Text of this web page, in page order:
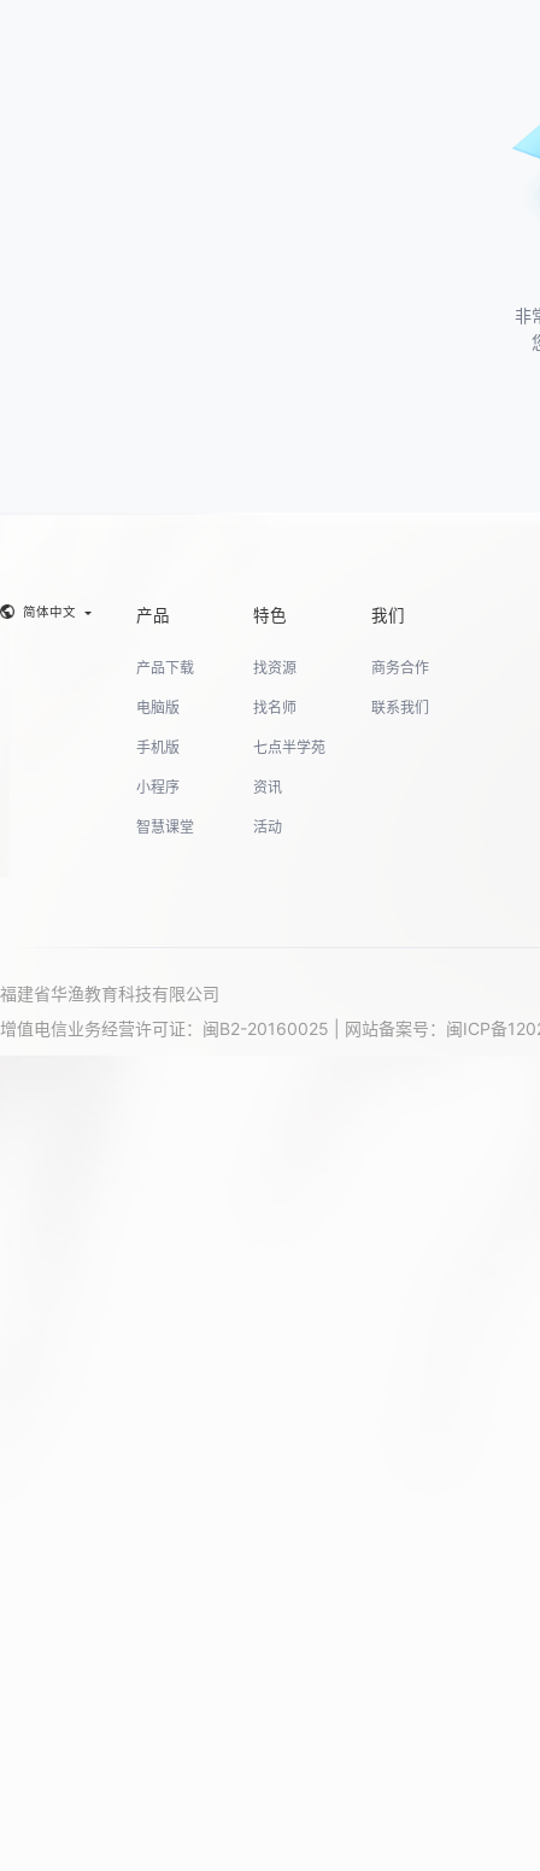
非
简体中文 产品
产品下载
电脑版
手机版
小程序
智慧课堂
特色
找资源
找名师
七点半学苑
资讯
活动
我们
商务合作
联系我们
福建省华渔教育科技有限公司
增值电信业务经营许可证：闽B2-20160025 | 网站备案号： 闽ICP备